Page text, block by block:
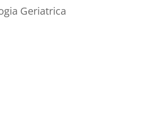
Geriatrica